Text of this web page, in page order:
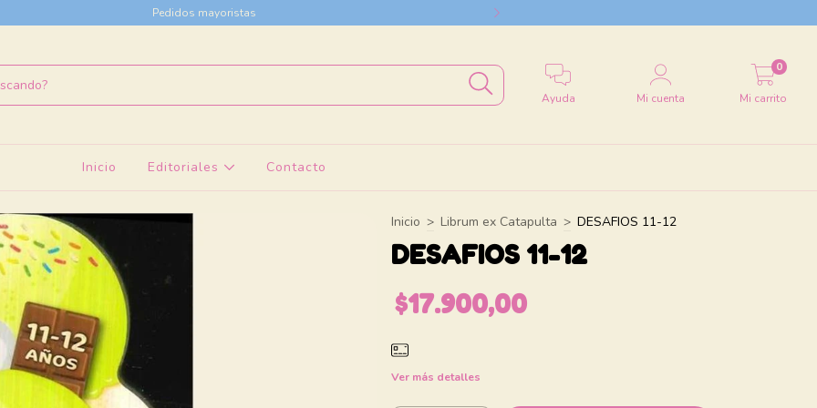
Pedidos mayoristas
Ayuda Mi cuenta Mi carrito
0
Inicio Editoriales Contacto
Inicio > Librum ex Catapulta > DESAFIOS 11-12
DESAFIOS 11-12
$17.900,00
Ver más detalles